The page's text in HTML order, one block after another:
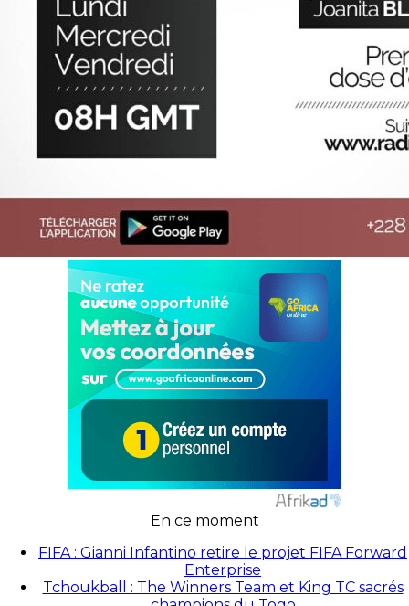
En ce moment
FIFA : Gianni Infantino retire le projet FIFA Forward
Enterprise
Tchoukball : The Winners Team et King TC sacrés